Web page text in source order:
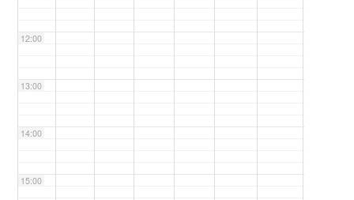
12:00
13:00
14:00
15:00